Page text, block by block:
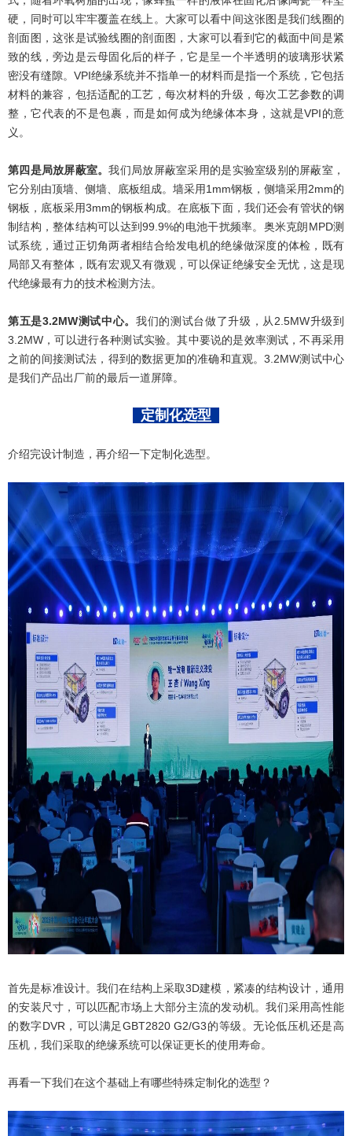
硬，同时可以牢牢覆盖在线上。大家可以看中间这张图是我们线圈的
剖面图，这张是试验线圈的剖面图，大家可以看到它的截面中间是紧
致的线，旁边是云母固化后的样子，它是呈一个半透明的玻璃形状紧
密没有缝隙。VPI绝缘系统并不指单一的材料而是指一个系统，它包括
材料的兼容，包括适配的工艺，每次材料的升级，每次工艺参数的调
整，它代表的不是包裹，而是如何成为绝缘体本身，这就是VPI的意
义。
第四是局放屏蔽室。我们局放屏蔽室采用的是实验室级别的屏蔽室，
它分别由顶墙、侧墙、底板组成。墙采用1mm钢板，侧墙采用2mm的
钢板，底板采用3mm的钢板构成。在底板下面，我们还会有管状的钢
制结构，整体结构可以达到99.9%的电池干扰频率。奥米克朗MPD测
试系统，通过正切角两者相结合给发电机的绝缘做深度的体检，既有
局部又有整体，既有宏观又有微观，可以保证绝缘安全无忧，这是现
代绝缘最有力的技术检测方法。
第五是3.2MW测试中心。 我们的测试台做了升级，从2.5MW升级到
3.2MW，可以进行各种测试实验。其中要说的是效率测试，不再采用
之前的间接测试法，得到的数据更加的准确和直观。3.2MW测试中心
是我们产品出厂前的最后一道屏障。
定制化选型
介绍完设计制造，再介绍一下定制化选型。
首先是标准设计。我们在结构上采取3D建模，紧凑的结构设计，通用
的安装尺寸，可以匹配市场上大部分主流的发动机。我们采用高性能
的数字DVR，可以满足GBT2820 G2/G3的等级。无论低压机还是高
压机，我们采取的绝缘系统可以保证更长的使用寿命。
再看一下我们在这个基础上有哪些特殊定制化的选型？